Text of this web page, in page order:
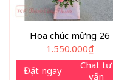
Hoa chúc mừng 26
1.550.000₫
Đặt ngay
Chat tư
vấn